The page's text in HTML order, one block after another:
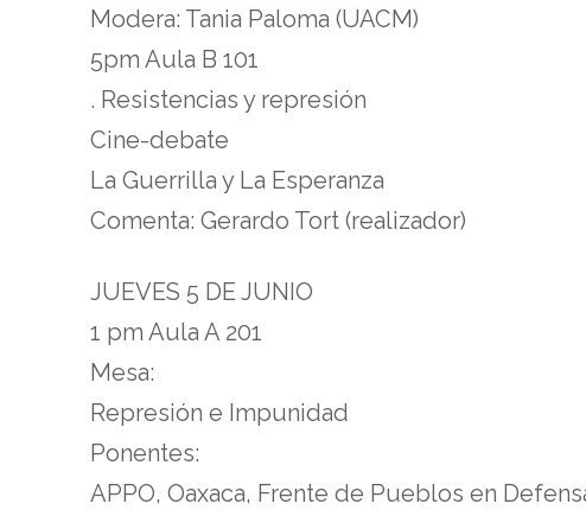
Modera: Tania Paloma (UACM)
5pm Aula B 101
. Resistencias y represión
Cine-debate
La Guerrilla y La Esperanza
Comenta: Gerardo Tort (realizador)
JUEVES 5 DE JUNIO
1 pm Aula A 201
Mesa:
Represión e Impunidad
Ponentes:
APPO, Oaxaca, Frente de Pueblos en